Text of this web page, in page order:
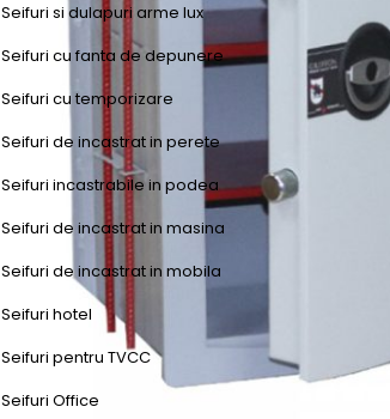
Seifuri si dulapuri arme lux
Seifuri cu fanta de depunere
Seifuri cu temporizare
Seifuri de incastrat in perete
Seifuri incastrabile in podea
Seifuri de incastrat in masina
Seifuri de incastrat in mobila
Seifuri hotel
Seifuri pentru TVCC
Seifuri Office